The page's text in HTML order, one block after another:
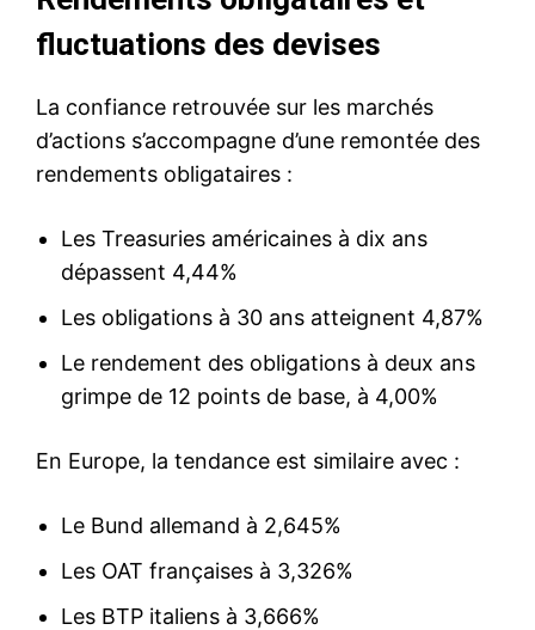
fluctuations des devises
La confiance retrouvée sur les marchés
d’actions s’accompagne d’une remontée des
rendements obligataires :
Les Treasuries américaines à dix ans
dépassent 4,44%
Les obligations à 30 ans atteignent 4,87%
Le rendement des obligations à deux ans
grimpe de 12 points de base, à 4,00%
En Europe, la tendance est similaire avec :
Le Bund allemand à 2,645%
Les OAT françaises à 3,326%
Les BTP italiens à 3,666%